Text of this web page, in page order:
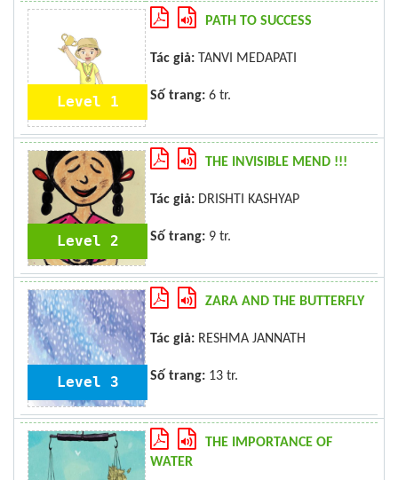
Level 1
PATH TO SUCCESS
Tác giả: TANVI MEDAPATI
Số trang: 6 tr.
Level 2
THE INVISIBLE MEND !!!
Tác giả: DRISHTI KASHYAP
Số trang: 9 tr.
Level 3
ZARA AND THE BUTTERFLY
Tác giả: RESHMA JANNATH
Số trang: 13 tr.
THE IMPORTANCE OF
WATER